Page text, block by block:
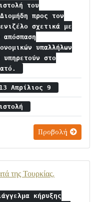
του
προς τον
σχετικά με
απόσπαση
υπαλλήλων
υπηρετούν στο
Απρίλιος 9
Προβολή
της Τουρκίας.
κήρυξης